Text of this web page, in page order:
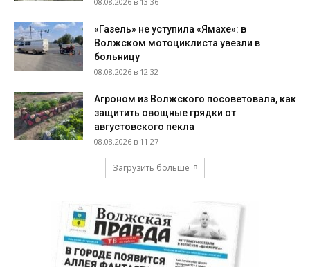
«Газель» не уступила «Ямахе»: в
Волжском мотоциклиста увезли в
больницу
08.08.2026 в 12:32
Агроном из Волжского посоветовала, как
защитить овощные грядки от
августовского пекла
08.08.2026 в 11:27
Загрузить больше